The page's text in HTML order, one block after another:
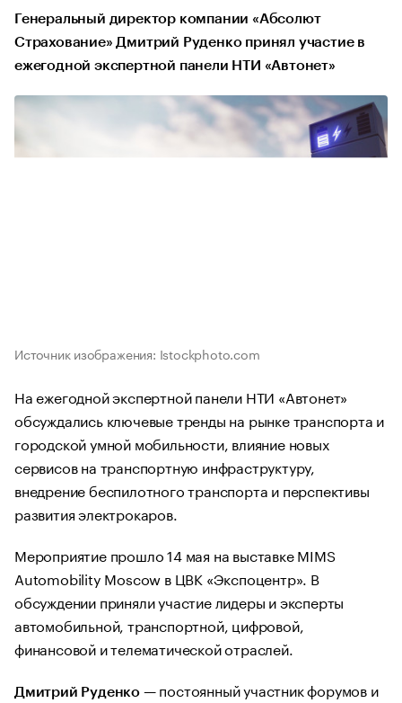
Генеральный директор компании «Абсолют
Страхование» Дмитрий Руденко принял участие в
ежегодной экспертной панели НТИ «Автонет»
Источник изображения: Istockphoto.com
На ежегодной экспертной панели НТИ «Автонет»
обсуждались ключевые тренды на рынке транспорта и
городской умной мобильности, влияние новых
сервисов на транспортную инфраструктуру,
внедрение беспилотного транспорта и перспективы
развития электрокаров.
Мероприятие прошло 14 мая на выставке MIMS
Automobility Moscow в ЦВК «Экспоцентр». В
обсуждении приняли участие лидеры и эксперты
автомобильной, транспортной, цифровой,
финансовой и телематической отраслей.
Дмитрий Руденко — постоянный участник форумов и